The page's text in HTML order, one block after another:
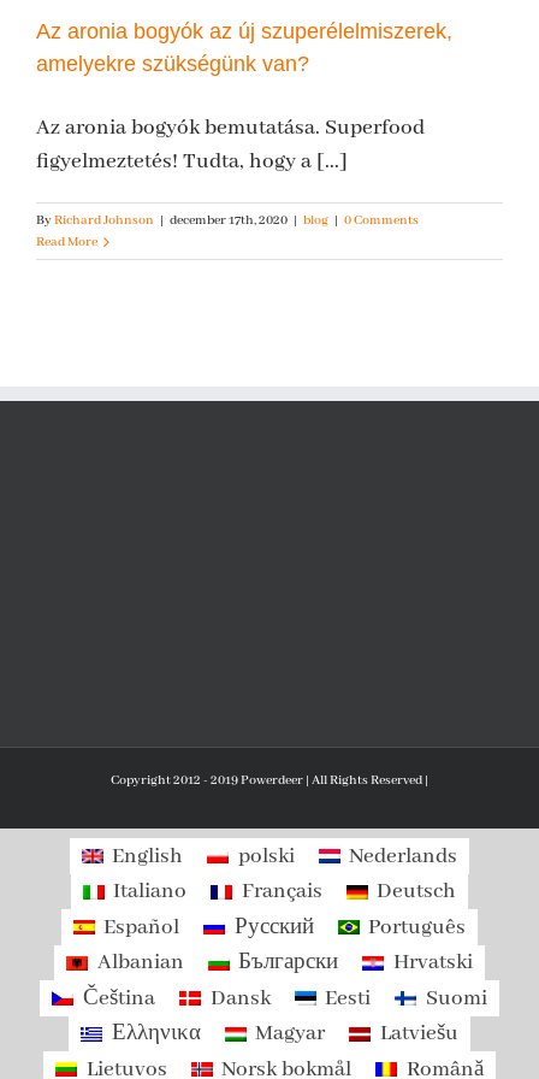
Az aronia bogyók az új szuperélelmiszerek,
amelyekre szükségünk van?
Az aronia bogyók bemutatása. Superfood
figyelmeztetés! Tudta, hogy a [...]
ByRichard Johnson | december 17th, 2020 | blog | 0 Comments
Read More
Copyright 2012 - 2019 Powerdeer | All Rights Reserved |
English polski
Nederlands
Italiano
Français
Deutsch
Español
Русский
Português
Albanian
Български
Hrvatski
Čeština
Dansk Eesti
Suomi
Ελληνικα
Magyar
Latviešu
Lietuvos
Norsk bokmål Română